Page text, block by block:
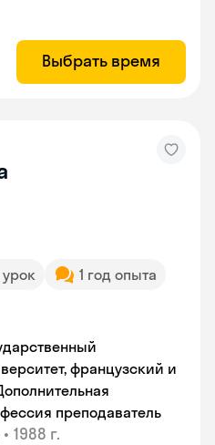
Выбрать время
урок
1 год опыта
французский и
преподаватель
• 1988 г.